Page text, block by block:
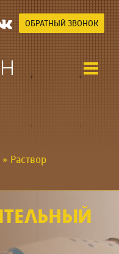
ОБРАТНЫЙ ЗВОНОК
» Раствор